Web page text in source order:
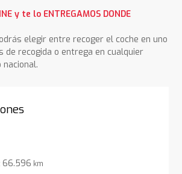
y te lo ENTREGAMOS DONDE
elegir entre recoger el coche en uno
de recogida o entrega en cualquier
66.596 km